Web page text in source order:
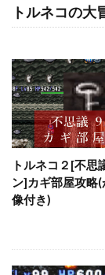
トルネコの大
トルネコ２[不思
ン]カギ部屋攻略
像付き)